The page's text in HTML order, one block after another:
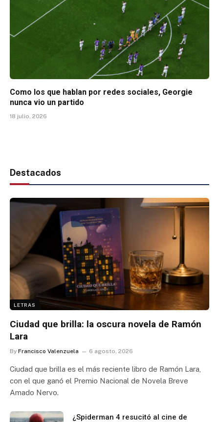
Como los que hablan por redes sociales, Georgie
nunca vio un partido
18 julio, 2026
Destacados
LETRAS
Ciudad que brilla: la oscura novela de Ramón
Lara
By Francisco Valenzuela 6 agosto, 2026
Ciudad que brilla es el más reciente libro de Ramón Lara,
con el que ganó el Premio Nacional de Novela Breve
Amado Nervo.
¿Spiderman 4 resucitó al cine de